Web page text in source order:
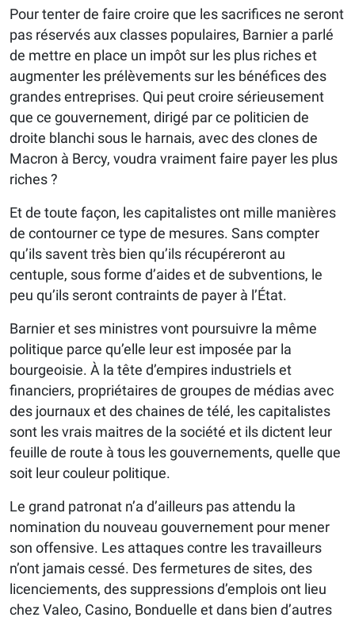
Pour tenter de faire croire que les sacrifices ne seront
pas réservés aux classes populaires, Barnier a parlé
de mettre en place un impôt sur les plus riches et
augmenter les prélèvements sur les bénéfices des
grandes entreprises. Qui peut croire sérieusement
que ce gouvernement, dirigé par ce politicien de
droite blanchi sous le harnais, avec des clones de
Macron à Bercy, voudra vraiment faire payer les plus
riches ?
Et de toute façon, les capitalistes ont mille manières
de contourner ce type de mesures. Sans compter
qu’ils savent très bien qu’ils récupéreront au
centuple, sous forme d’aides et de subventions, le
peu qu’ils seront contraints de payer à l’État.
Barnier et ses ministres vont poursuivre la même
politique parce qu’elle leur est imposée par la
bourgeoisie. À la tête d’empires industriels et
financiers, propriétaires de groupes de médias avec
des journaux et des chaines de télé, les capitalistes
sont les vrais maitres de la société et ils dictent leur
feuille de route à tous les gouvernements, quelle que
soit leur couleur politique.
Le grand patronat n’a d’ailleurs pas attendu la
nomination du nouveau gouvernement pour mener
son offensive. Les attaques contre les travailleurs
n’ont jamais cessé. Des fermetures de sites, des
licenciements, des suppressions d’emplois ont lieu
chez Valeo, Casino, Bonduelle et dans bien d’autres